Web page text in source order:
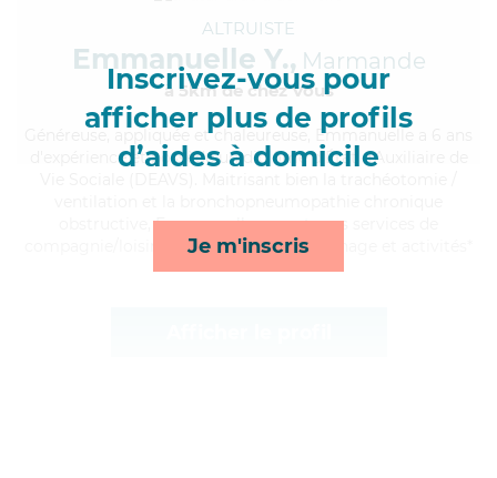
Inscrivez-vous pour
afficher plus de profils
d’aides à domicile
Je m'inscris
ALTRUISTE
Emmanuelle Y., Marmande
à 5km de chez Vous
, appliquée et chaleureuse, Emmanuelle a 6 ans
d'expérience et possède un diplôme d'État d'Auxiliaire de
obstructive, Emmanuelle apporte ses services de
compagnie/loisirs, toilette/habillage, ménage et activités*